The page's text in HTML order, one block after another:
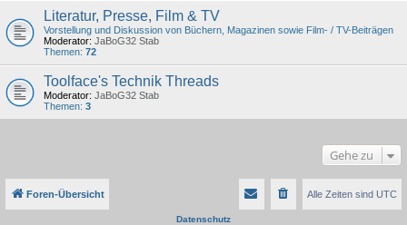
Literatur, Presse, Film & TV
Vorstellung und Diskussion von Büchern, Magazinen sowie Film- / TV-Beiträgen
Moderator: JaBoG32 Stab
Themen: 72
Toolface's Technik Threads
Moderator: JaBoG32 Stab
Themen: 3
Gehe zu
Foren-Übersicht Alle Zeiten sind UTC
Datenschutz